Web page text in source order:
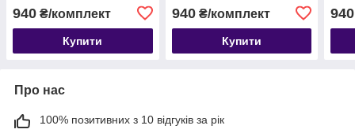
940 ₴/комплект
Купити
940₴/комплект
Купити
940
Про нас
100% позитивних з 10 відгуків за рік